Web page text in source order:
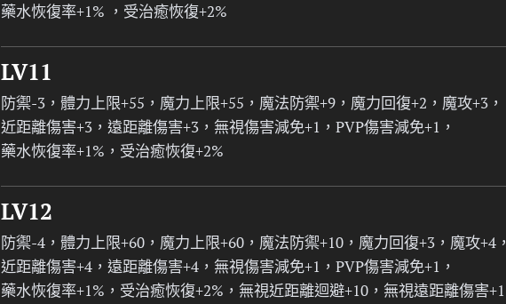
藥水恢復率+1% ，受治癒恢復+2%
LV11
防禦-3，體力上限+55，魔力上限+55，魔法防禦+9，魔力回復+2，魔攻+3，
近距離傷害+3，遠距離傷害+3，無視傷害減免+1，PVP傷害減免+1，
藥水恢復率+1%，受治癒恢復+2%
LV12
防禦-4，體力上限+60，魔力上限+60，魔法防禦+10，魔力回復+3，魔攻+4，
近距離傷害+4，遠距離傷害+4，無視傷害減免+1，PVP傷害減免+1，
藥水恢復率+1%，受治癒恢復+2%，無視近距離迴避+10，無視遠距離傷害+1